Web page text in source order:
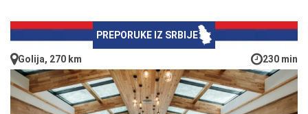
PREPORUKE IZ SRBIJE
Golija, 270 km 230 min